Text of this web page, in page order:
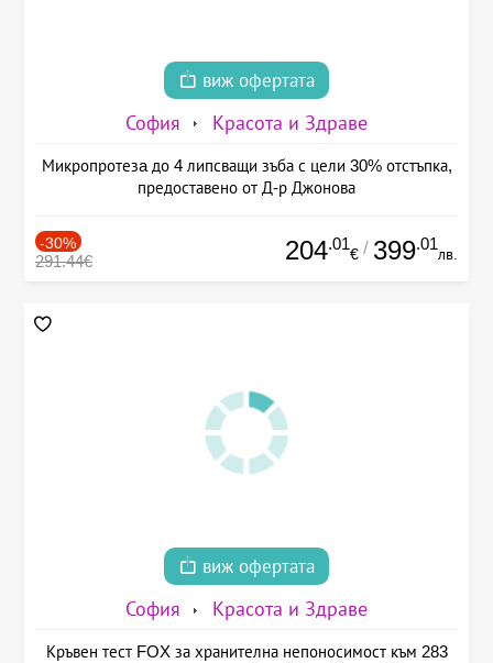
виж офертата
София Красота и Здраве
Микропротезa до 4 липсващи зъба с цели 30% отстъпка,
предоставено от Д-р Джонова
-30%
291.44€ 204.01
€ / 399.01
лв.
виж офертата
София Красота и Здраве
Кръвен тест FOX за хранителна непоносимост към 283